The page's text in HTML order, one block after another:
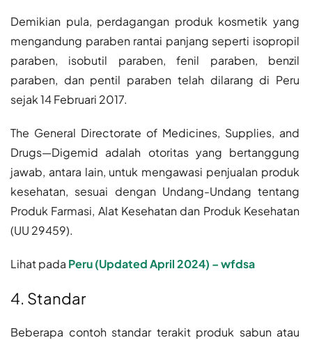
Demikian pula, perdagangan produk kosmetik yang
mengandung paraben rantai panjang seperti isopropil
paraben, isobutil paraben, fenil paraben, benzil
paraben, dan pentil paraben telah dilarang di Peru
sejak 14 Februari 2017.
The General Directorate of Medicines, Supplies, and
Drugs—Digemid adalah otoritas yang bertanggung
jawab, antara lain, untuk mengawasi penjualan produk
kesehatan, sesuai dengan Undang-Undang tentang
Produk Farmasi, Alat Kesehatan dan Produk Kesehatan
(UU 29459).
Lihat pada Peru (Updated April 2024) – wfdsa
4. Standar
Beberapa contoh standar terakit produk sabun atau